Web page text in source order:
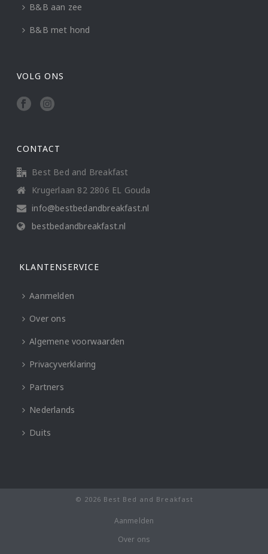
B&B aan zee
B&B met hond
VOLG ONS
CONTACT
Best Bed and Breakfast
Krugerlaan 82 2806 EL Gouda
info@bestbedandbreakfast.nl
bestbedandbreakfast.nl
KLANTENSERVICE
Aanmelden
Over ons
Algemene voorwaarden
Privacyverklaring
Partners
Nederlands
Duits
© 2026 Best Bed and Breakfast
Aanmelden
Over ons